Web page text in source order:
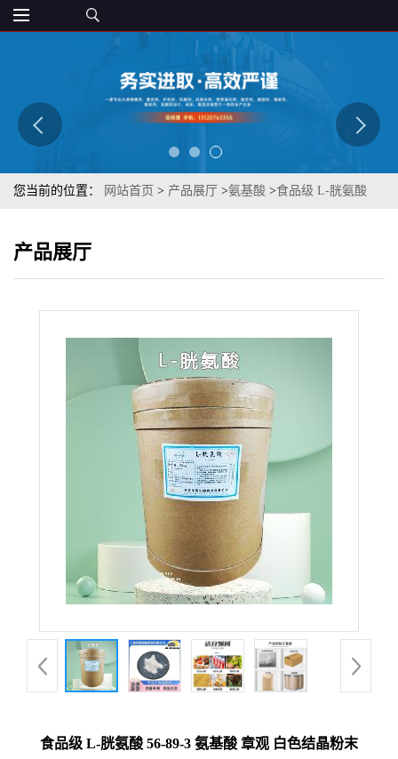
您当前的位置： 网站首页 > 产品展厅 >氨基酸 >食品级 L-胱氨酸
产品展厅
食品级 L-胱氨酸 56-89-3 氨基酸 章观 白色结晶粉末